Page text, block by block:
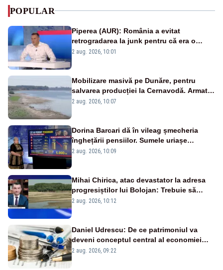
POPULAR
Piperea (AUR): România a evitat
retrogradarea la junk pentru că era o
catastrofă pentru bănci și fondurile de
2 aug. 2026, 10:01
Mobilizare masivă pe Dunăre, pentru
salvarea producției la Cernavodă. Armata
va detona o stâncă și va devia apa
2 aug. 2026, 10:07
Dorina Barcari dă în vileag șmecheria
înghețării pensiilor. Sumele uriașe
pierdute de fiecare român
2 aug. 2026, 10:09
Mihai Chirica, atac devastator la adresa
progresiștilor lui Bolojan: Trebuie să
protejăm și natura, dar nu șținem omaneii
2 aug. 2026, 10:12
Daniel Udrescu: De ce patrimoniul va
deveni conceptul central al economiei
viitoare?
2 aug. 2026, 09:22